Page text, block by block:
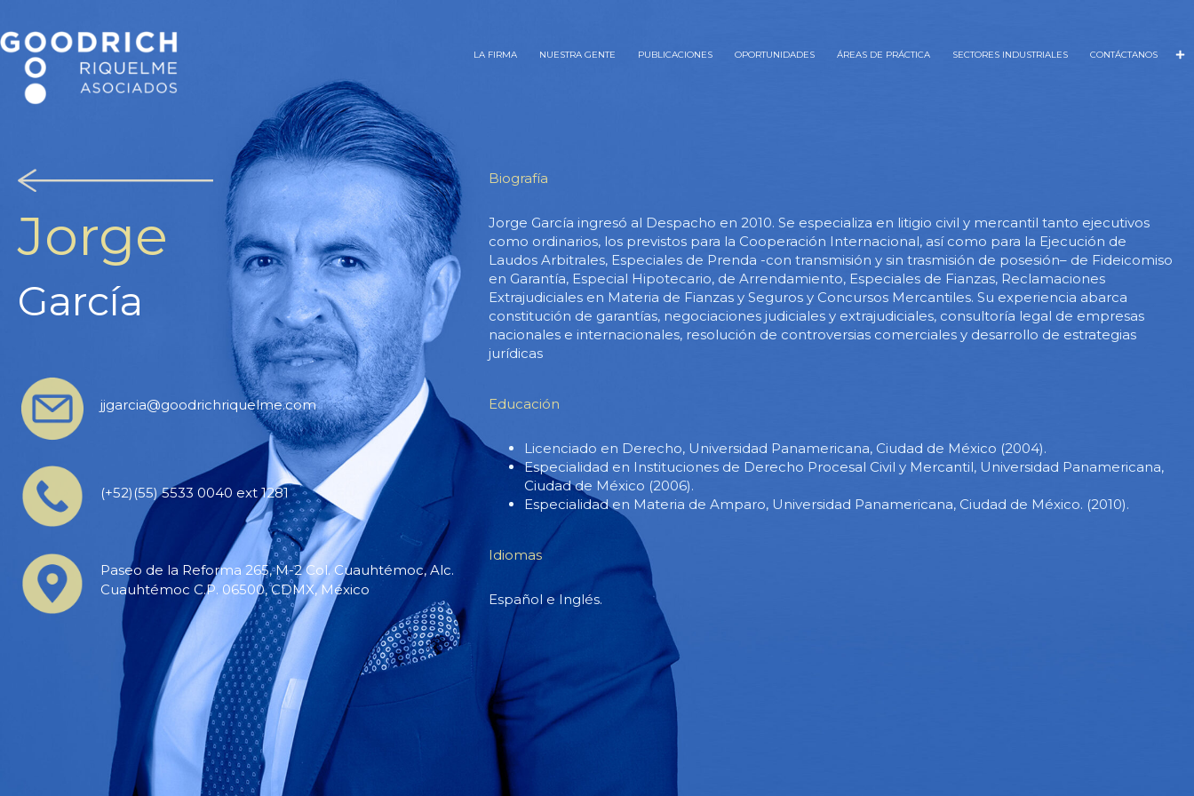
LA FIRMA NUESTRA GENTE PUBLICACIONES OPORTUNIDADES ÁREAS DE PRÁCTICA SECTORES INDUSTRIALES CONTÁCTANOS
Jorge
García
jjgarcia@goodrichriquelme.com
(+52)(55) 5533 0040 ext 1281
Paseo de la Reforma 265, M-2 Col. Cuauhtémoc, Alc.
Cuauhtémoc C.P. 06500, CDMX, México
Biografía
Jorge García ingresó al Despacho en 2010. Se especializa en litigio civil y mercantil tanto ejecutivos
como ordinarios, los previstos para la Cooperación Internacional, así como para la Ejecución de
Laudos Arbitrales, Especiales de Prenda -con transmisión y sin trasmisión de posesión– de Fideicomiso
en Garantía, Especial Hipotecario, de Arrendamiento, Especiales de Fianzas, Reclamaciones
Extrajudiciales en Materia de Fianzas y Seguros y Concursos Mercantiles. Su experiencia abarca
constitución de garantías, negociaciones judiciales y extrajudiciales, consultoría legal de empresas
nacionales e internacionales, resolución de controversias comerciales y desarrollo de estrategias
jurídicas
Educación
Licenciado en Derecho, Universidad Panamericana, Ciudad de México (2004).
Especialidad en Instituciones de Derecho Procesal Civil y Mercantil, Universidad Panamericana,
Ciudad de México (2006).
Especialidad en Materia de Amparo, Universidad Panamericana, Ciudad de México. (2010).
Idiomas
Español e Inglés.